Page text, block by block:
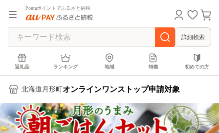
Pontaポイントでふるさと納税
詳細検索
返礼品 ランキング 地域 特集 初めての方
北海道月形町 オンラインワンストップ申請対象